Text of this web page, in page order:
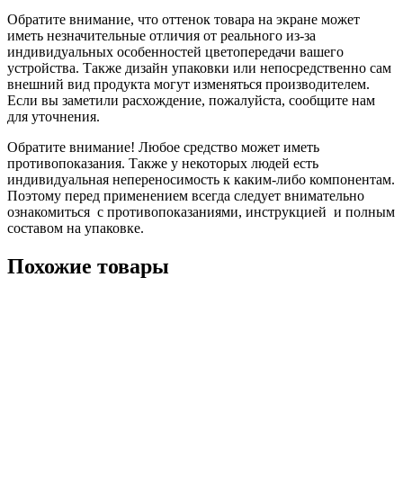
Обратите внимание, что оттенок товара на экране может
иметь незначительные отличия от реального из-за
индивидуальных особенностей цветопередачи вашего
устройства. Также дизайн упаковки или непосредственно сам
внешний вид продукта могут изменяться производителем.
Если вы заметили расхождение, пожалуйста, сообщите нам
для уточнения.
Обратите внимание! Любое средство может иметь
противопоказания. Также у некоторых людей есть
индивидуальная непереносимость к каким-либо компонентам.
Поэтому перед применением всегда следует внимательно
ознакомиться с противопоказаниями, инструкцией и полным
составом на упаковке.
Похожие товары